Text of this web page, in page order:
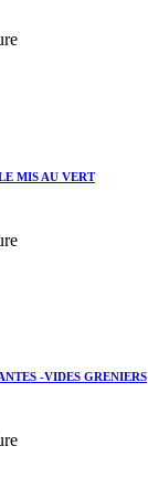
MIS AU VERT
-VIDES GRENIERS